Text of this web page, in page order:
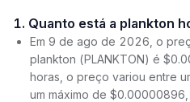
1. Quanto está a plankton
Em 9 de ago de 2026, o
plankton (PLANKTON) é
horas, o preço variou entre
um máximo de